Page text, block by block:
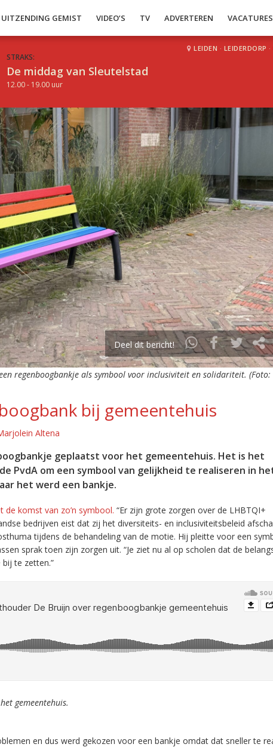
UITZENDING GEMIST VIDEO’S TV ADVERTEREN VACATURES
STRAKS:
De middag van Sleutelstad
12.00 - 19.00 uur
LEIDEN · LEIDERDORP ·
Deel dit bericht!
regenboogbankje als symbool voor inclusiviteit en solidariteit.
bij gemeentehuis
Altena
geplaatst voor het gemeentehuis. Het is het
PvdA om een symbool van gelijkheid te realiseren in
het werd een bankje.
de komst van zo’n symbool. “Er zijn grote zorgen over de LHBTQI+
bedrijven eist dat zij het diversiteits- en inclusiviteitsbeleid
tijdens de behandeling van de motie. Hij pleitte voor een
sprak toen zijn zorgen uit. “Je ziet nu al op scholen dat de
te zetten.”
gemeentehuis.
en dus werd gekozen voor een bankje omdat dat sneller te